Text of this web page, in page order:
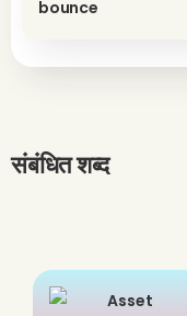
संबंधित शब्द